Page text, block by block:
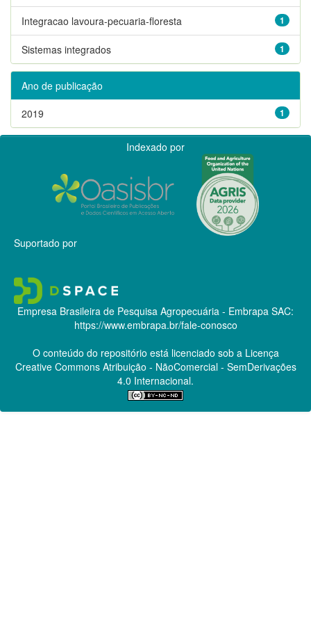
1
Integracao lavoura-pecuaria-floresta
1
Sistemas integrados
Ano de publicação
1
2019
Indexado por
Suportado por
Empresa Brasileira de Pesquisa Agropecuária - Embrapa SAC:
https://www.embrapa.br/fale-conosco
O conteúdo do repositório está licenciado sob a Licença
Creative CommonsAtribuição - NãoComercial - SemDerivações
4.0 Internacional.